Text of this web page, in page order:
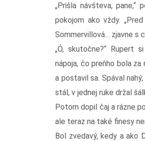
„Prišla návšteva, pane,“
pokojom ako vždy.
Sommervillová… zjavne s
„Ó, skutočne?“ Rupert
nápoja, čo preňho bola
a postavil sa. Spával
stál, v jednej ruke držal
Potom dopil čaj a rázne
ale teraz na také finesy
Bol zvedavý, kedy a ako